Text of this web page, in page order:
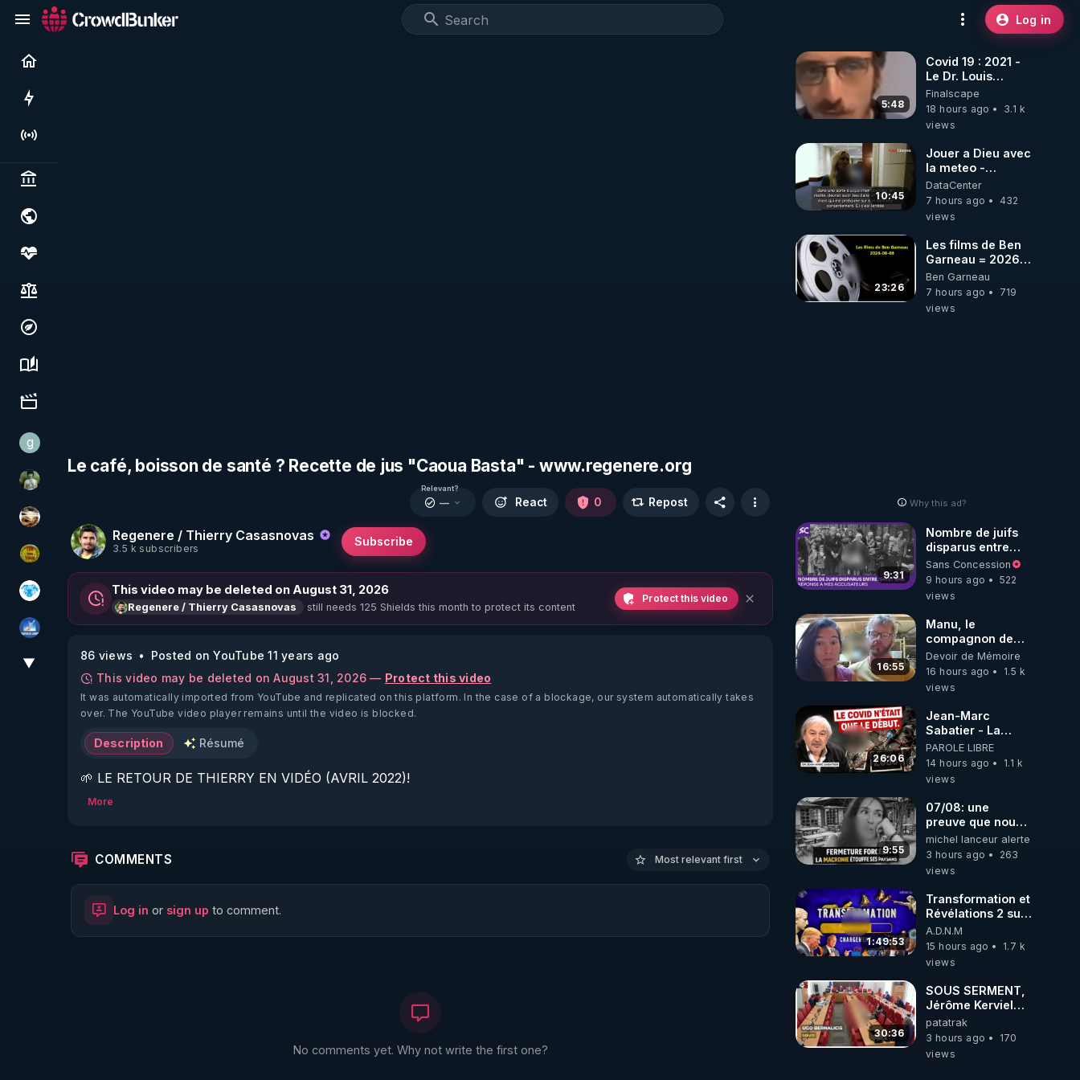
Log in
Live
Politics & institutions
Society, justice & freedoms
Economy, environment & technology
Science, history & spirituality
Culture, media & entertainment
ggilo59
Sonmi-877
patatrak
CDS pour TOUS
A.D.N.M
PAROLE LIBRE
▼
Le café, boisson de santé ? Recette de jus "Caoua Basta" - www.regenere.org
Regenere / Thierry Casasnovas
3.5 k subscribers
Subscribe
Relevant?
— React 0 Repost
This video may be deleted on August 31, 2026
Regenere / Thierry Casasnovas still needs 125 Shields this month to protect its content
Protect this video
86 views
Posted on YouTube 11 years ago
This video may be deleted on August 31, 2026 — Protect this video
It was automatically imported from YouTube and replicated on this platform. In the case of a blockage, our system automatically takes
over. The YouTube video player remains until the video is blocked.
Description Résumé
🌱 LE RETOUR DE THIERRY EN VIDÉO (AVRIL 2022)!
🌱 LE MAGAZINE RÉGÉNÈRE
http://rgnr.li/ymag
More
COMMENTS Most relevant first
Log in or sign up to comment.
No comments yet. Why not write the first one?
5:48
Covid 19 : 2021 -
Le Dr. Louis
Fouché renverse
le plateau de
CNews !
Finalscape
18 hours ago
3.1 k
views
10:45
Jouer a Dieu avec
la meteo -
Citoicitoyen
DataCenter
7 hours ago
432
views
23:26
Les films de Ben
Garneau = 2026-
08-08
Ben Garneau
7 hours ago
719
views
Why this ad?
9:31
Nombre de juifs
disparus entre
1941 et 1945
(Réponse à mes
accusateurs)
Sans Concession
9 hours ago
522
views
16:55
Manu, le
compagnon de
Kyria, raconte sa
garde à vue
musclée.
Devoir de Mémoire
16 hours ago
1.5 k
views
26:06
Jean-Marc
Sabatier - La
Covid-19 n'a été
que le début -
L'ARNm &
où auront-t-il ?
PAROLE LIBRE
14 hours ago
1.1 k
views
9:55
07/08: une
preuve que nous
somme passé en
absurdie une
dictature qui veut
opposant !
michel lanceur alerte
3 hours ago
263
views
1:49:53
Transformation et
Révélations 2 sur
2 - live du
07/08/26
A.D.N.M
15 hours ago
1.7 k
views
30:36
SOUS SERMENT,
Jérôme Kerviel
balance tout à
l'Assemblée !
patatrak
3 hours ago
170
views